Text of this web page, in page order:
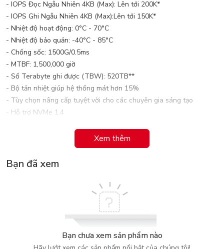
- IOPS Đọc Ngẫu Nhiên 4KB (Max): Lên tới 200K*
- IOPS Ghi Ngẫu Nhiên 4KB (Max):Lên tới 150K*
- Nhiệt độ hoạt động: 0°C - 70°C
- Nhiệt độ bảo quản: -40°C - 85°C
- Chống sốc: 1500G/0.5ms
- MTBF: 1,500,000 giờ
- Số Terabyte ghi được (TBW): 520TB**
- Bộ tản nhiệt giúp hệ thống mát hơn 15%
- Tùy chọn nâng cấp tuyệt vời cho các chuyên gia sáng tạo
- Hỗ trợ NVMe 1.4
- Hỗ trợ Bộ Nhớ Đệm Chủ (HMB)
* Hiệu suất có thể khác nhau tùy vào dung lượng ổ SSD, phần
** Giá trị ghi trên đây là giá trị terabyte tối thiểu đạt được.
Xem thêm
Bạn đã xem
Bạn chưa xem sản phẩm nào